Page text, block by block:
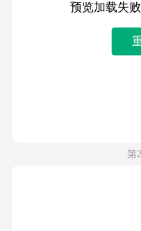
预览加载失
第